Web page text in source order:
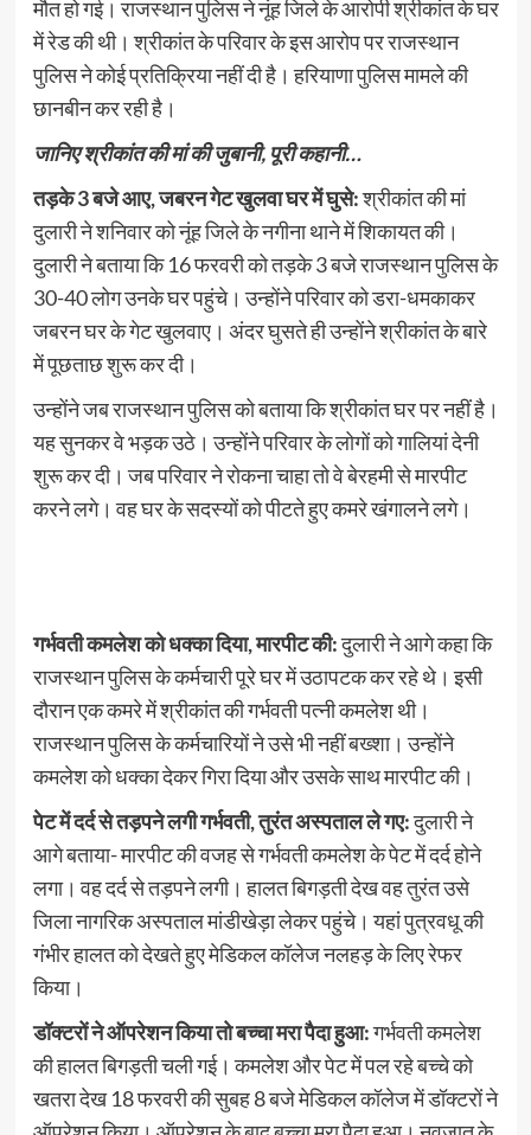
मौत हो गई। राजस्थान पुलिस ने नूंह जिले के आरोपी श्रीकांत के घर
में रेड की थी। श्रीकांत के परिवार के इस आरोप पर राजस्थान
पुलिस ने कोई प्रतिक्रिया नहीं दी है। हरियाणा पुलिस मामले की
छानबीन कर रही है।
जानिए श्रीकांत की मां की जुबानी, पूरी कहानी…
तड़के 3 बजे आए, जबरन गेट खुलवा घर में घुसे:श्रीकांत की मां
दुलारी ने शनिवार को नूंह जिले के नगीना थाने में शिकायत की।
दुलारी ने बताया कि 16 फरवरी को तड़के 3 बजे राजस्थान पुलिस के
30-40 लोग उनके घर पहुंचे। उन्होंने परिवार को डरा-धमकाकर
जबरन घर के गेट खुलवाए। अंदर घुसते ही उन्होंने श्रीकांत के बारे
में पूछताछ शुरू कर दी।
उन्होंने जब राजस्थान पुलिस को बताया कि श्रीकांत घर पर नहीं है।
यह सुनकर वे भड़क उठे। उन्होंने परिवार के लोगों को गालियां देनी
शुरू कर दी। जब परिवार ने रोकना चाहा तो वे बेरहमी से मारपीट
करने लगे। वह घर के सदस्यों को पीटते हुए कमरे खंगालने लगे।
गर्भवती कमलेश को धक्का दिया, मारपीट की:दुलारी ने आगे कहा कि
राजस्थान पुलिस के कर्मचारी पूरे घर में उठापटक कर रहे थे। इसी
दौरान एक कमरे में श्रीकांत की गर्भवती पत्नी कमलेश थी।
राजस्थान पुलिस के कर्मचारियों ने उसे भी नहीं बख्शा। उन्होंने
कमलेश को धक्का देकर गिरा दिया और उसके साथ मारपीट की।
पेट में दर्द से तड़पने लगी गर्भवती, तुरंत अस्पताल ले गए:दुलारी ने
आगे बताया- मारपीट की वजह से गर्भवती कमलेश के पेट में दर्द होने
लगा। वह दर्द से तड़पने लगी। हालत बिगड़ती देख वह तुरंत उसे
जिला नागरिक अस्पताल मांडीखेड़ा लेकर पहुंचे। यहां पुत्रवधू की
गंभीर हालत को देखते हुए मेडिकल कॉलेज नलहड़ के लिए रेफर
किया।
डॉक्टरों ने ऑपरेशन किया तो बच्चा मरा पैदा हुआ:गर्भवती कमलेश
की हालत बिगड़ती चली गई। कमलेश और पेट में पल रहे बच्चे को
खतरा देख 18 फरवरी की सुबह 8 बजे मेडिकल कॉलेज में डॉक्टरों ने